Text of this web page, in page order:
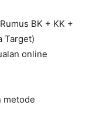
BK + KK +
Target)
online
metode